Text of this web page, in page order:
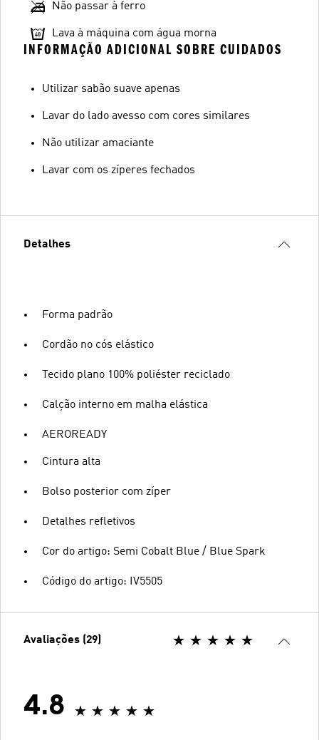
Não passar à ferro
Lava à máquina com água morna
INFORMAÇÃO ADICIONAL SOBRE CUIDADOS
Utilizar sabão suave apenas
Lavar do lado avesso com cores similares
Não utilizar amaciante
Lavar com os zíperes fechados
Detalhes
Forma padrão
Cordão no cós elástico
Tecido plano 100% poliéster reciclado
Calção interno em malha elástica
AEROREADY
Cintura alta
Bolso posterior com zíper
Detalhes refletivos
Cor do artigo: Semi Cobalt Blue / Blue Spark
Código do artigo: IV5505
Avaliações (29)
4.8